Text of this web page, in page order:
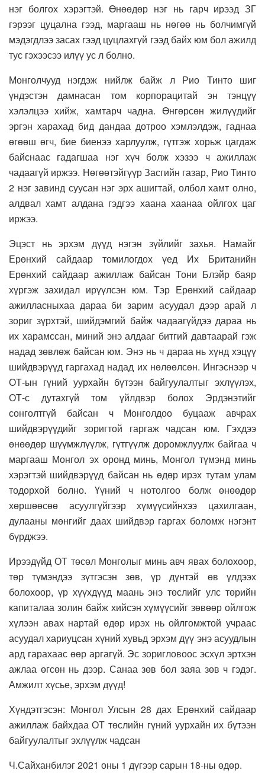
нэг болгох хэрэгтэй. Өнөөдөр нэг нь гарч ирээд ЗГ
гэрээг цуцална гээд, маргааш нь нөгөө нь болчимгүй
мэдэгдлээ засах гээд цуцлахгүй гээд байх юм бол ажилд
тус гэхээсээ илүү ус л болно.
Монголчууд нэгдэж нийлж байж л Рио Тинто шиг
үндэстэн дамнасан том корпорацитай эн тэнцүү
хэлэлцээ хийж, хамтарч чадна. Өнгөрсөн жилүүдийг
эргэн харахад бид дандаа дотроо хэмлэлдэж, гаднаа
өгөөш өгч, бие биенээ харлуулж, гүтгэж хорьж цагдаж
байснаас гадагшаа нэг хүч болж хэзээ ч ажиллаж
чадаагүй иржээ. Нөгөөтэйгүүр Засгийн газар, Рио Тинто
2 нэг завинд суусан нэг эрх ашигтай, олбол хамт олно,
алдвал хамт алдана гэдгээ хаана хаанаа ойлгох цаг
иржээ.
Эцэст нь эрхэм дүүд нэгэн зүйлийг захья. Намайг
Ерөнхий сайдаар томилогдох үед Их Британийн
Ерөнхий сайдаар ажиллаж байсан Тони Блэйр баяр
хүргэж захидал ирүүлсэн юм. Тэр Ерөнхий сайдаар
ажилласныхаа дараа би зарим асуудал дээр арай л
зориг зүрхтэй, шийдэмгий байж чадаагүйдээ дараа нь
их харамссан, миний энэ алдааг битгий давтаарай гэж
надад зөвлөж байсан юм. Энэ нь ч дараа нь хүнд хэцүү
шийдвэрүүд гаргахад надад их нөлөөлсөн. Ингэснээр ч
ОТ-ын гүний уурхайн бүтээн байгуулалтыг эхлүүлэх,
ОТ-с дутахгүй том үйлдвэр болох Эрдэнэтийг
сонголтгүй байсан ч Монголдоо буцааж авчрах
шийдвэрүүдийг зоригтой гаргаж чадсан юм. Гэхдээ
өнөөдөр шүүмжлүүлж, гүтгүүлж доромжлуулж байгаа ч
маргааш Монгол эх оронд минь, Монгол түмэнд минь
хэрэгтэй шийдвэрүүд байсан нь өдөр ирэх тутам улам
тодорхой болно. Үүний ч нотолгоо болж өнөөдөр
хөршөөсөө асуулгүйгээр хүмүүсийнхээ цахилгаан,
дулааны мөнгийг даах шийдвэр гаргах боломж нэгэнт
бүрджээ.
Ирээдүйд ОТ төсөл Монголыг минь авч явах болохоор,
төр түмэндээ зүтгэсэн зөв, үр дүнтэй өв үлдээх
болохоор, үр хүүхдүүд маань энэ төслийг улс төрийн
капиталаа золин байж хийсэн хүмүүсийг зөвөөр ойлгож
хүлээн авах нартай өдөр ирэх нь ойлгомжтой учраас
асуудал хариуцсан хүний хувьд эрхэм дүү энэ асуудлын
ард гарахаас өөр аргагүй. Эс зоригловоос эсхүл эртхэн
ажлаа өгсөн нь дээр. Санаа зөв бол заяа зөв ч гэдэг.
Амжилт хүсье, эрхэм дүүд!
Хүндэтгэсэн: Монгол Улсын 28 дах Ерөнхий сайдаар
ажиллаж байхдаа ОТ төслийн гүний уурхайн их бүтээн
байгуулалтыг эхлүүлж чадсан
Ч.Сайханбилэг 2021 оны 1 дүгээр сарын 18-ны өдөр.